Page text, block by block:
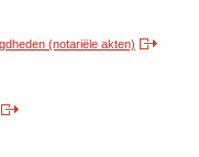
(notariële akten)